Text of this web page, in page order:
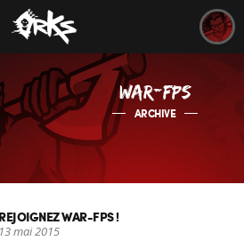
WAR-FPS
ARCHIVE
REJOIGNEZ WAR-FPS !
13 mai 2015